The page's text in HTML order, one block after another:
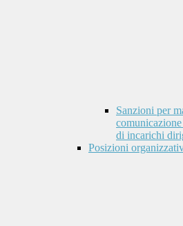
Sanzioni per
di incarichi
Posizioni